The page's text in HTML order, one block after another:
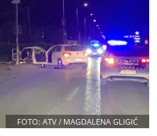
FOTO: ATV / MAGDALENA GLIGIĆ